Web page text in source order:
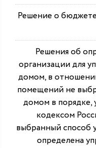
Решение о
Решения об
организации для
домом, в
помещений не
домом в
кодексом
выбранный способ
определена